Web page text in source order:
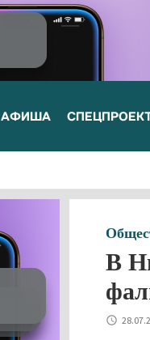
АФИША
В